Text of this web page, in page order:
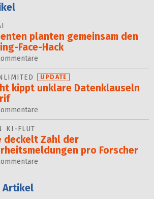
planten gemein­sam den
Face-Hack
UPDATE
kippt unklare Datenklauseln
KI-FLUT
deckelt Zahl der
pro Forscher
Artikel